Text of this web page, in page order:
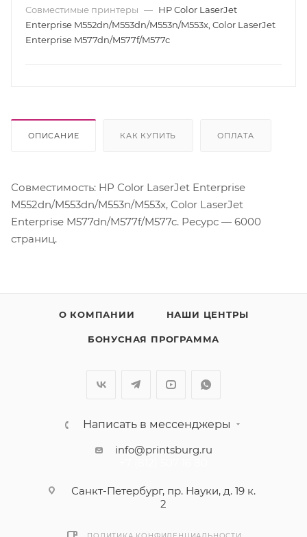
Совместимые принтеры — HP Color LaserJet
Enterprise M552dn/M553dn/M553n/M553x, Color LaserJet
Enterprise M577dn/M577f/M577c
ОПИСАНИЕ КАК КУПИТЬ ОПЛАТА
Совместимость: HP Color LaserJet Enterprise
M552dn/M553dn/M553n/M553x, Color LaserJet
Enterprise M577dn/M577f/M577c. Ресурс — 6000
страниц.
О КОМПАНИИ НАШИ ЦЕНТРЫ
БОНУСНАЯ ПРОГРАММА
Написать в мессенджеры
info@printsburg.ru
Санкт-Петербург, пр. Науки, д. 19 к.
2